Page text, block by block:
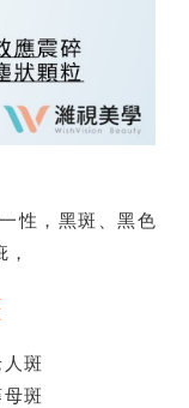
性，黑斑、黑色
斑
斑